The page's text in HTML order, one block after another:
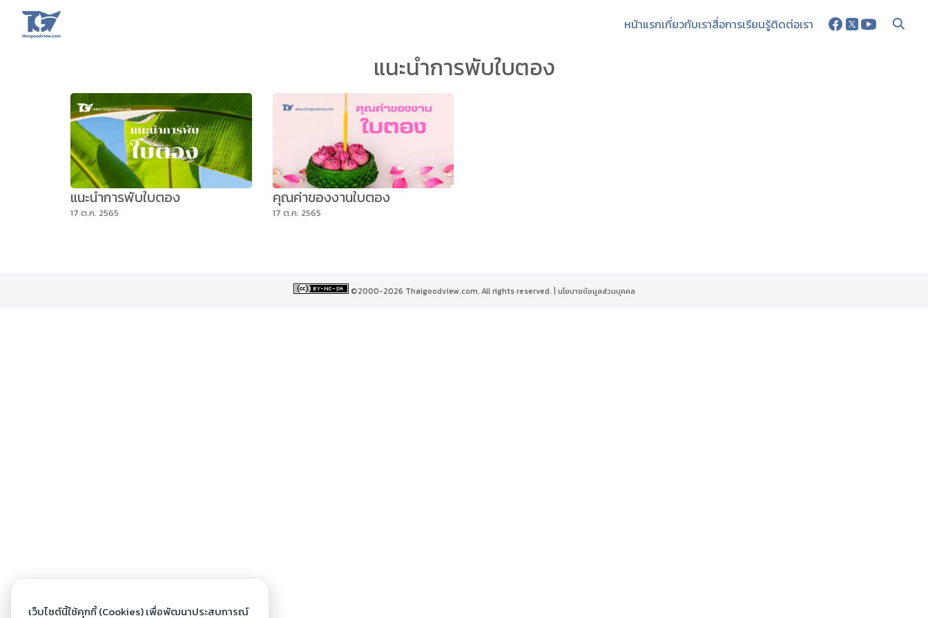
content
หน้าแรกเกี่ยวกับเราสื่อการเรียนรู้ติดต่อเรา
แนะนำการพับใบตอง
แนะนำการพับใบตอง
17 ต.ค. 2565
คุณค่าของงานใบตอง
17 ต.ค. 2565
©2000-2026 Thaigoodview.com, All rights reserved. | นโยบายข้อมูลส่วนบุคคล
เว็บไซต์นี้ใช้คุกกี้ (Cookies) เพื่อพัฒนาประสบการณ์